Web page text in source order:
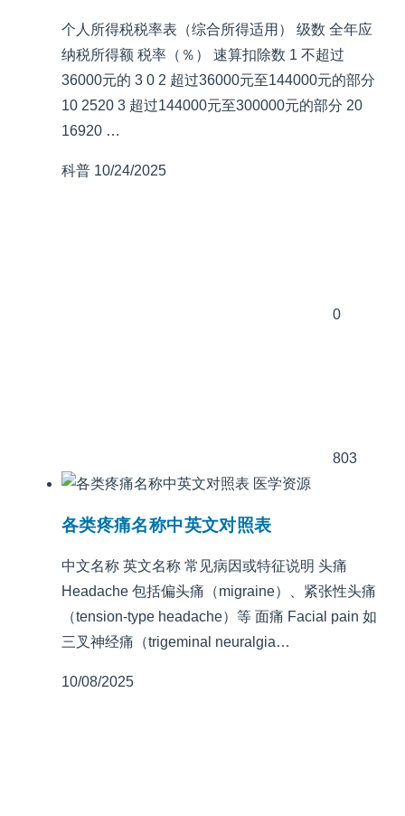
个人所得税税率表（综合所得适用） 级数 全年应
纳税所得额 税率（％） 速算扣除数 1 不超过
36000元的 3 0 2 超过36000元至144000元的部分
10 2520 3 超过144000元至300000元的部分 20
16920 …
科普 10/24/2025
0
803
医学资源
各类疼痛名称中英文对照表
中文名称 英文名称 常见病因或特征说明 头痛
Headache 包括偏头痛（migraine）、紧张性头痛
（tension-type headache）等 面痛 Facial pain 如
三叉神经痛（trigeminal neuralgia…
10/08/2025